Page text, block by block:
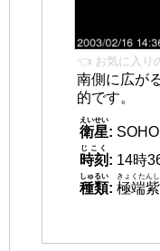
👈 お気に入り
南側に広が
的です。
衛星
えいせい
: SOHO
時刻
じこく
: 14時
種類
しゅるい
: 極端
きょくたん